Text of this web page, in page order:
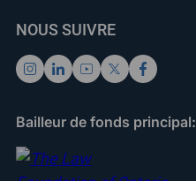
NOUS SUIVRE
Bailleur de fonds principal: